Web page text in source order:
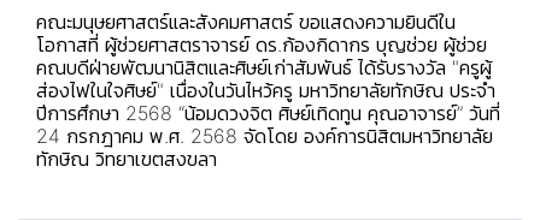
คณะมนุษยศาสตร์และสังคมศาสตร์ ขอแสดงความยินดีใน
โอกาสที่ ผู้ช่วยศาสตราจารย์ ดร.ก้องกิดากร บุญช่วย ผู้ช่วย
คณบดีฝ่ายพัฒนานิสิตและศิษย์เก่าสัมพันธ์ ได้รับรางวัล "ครูผู้
ส่องไฟในใจศิษย์" เนื่องในวันไหว้ครู มหาวิทยาลัยทักษิณ ประจำ
ปีการศึกษา 2568 “น้อมดวงจิต ศิษย์เทิดทูน คุณอาจารย์” วันที่
24 กรกฎาคม พ.ศ. 2568 จัดโดย องค์การนิสิตมหาวิทยาลัย
ทักษิณ วิทยาเขตสงขลา